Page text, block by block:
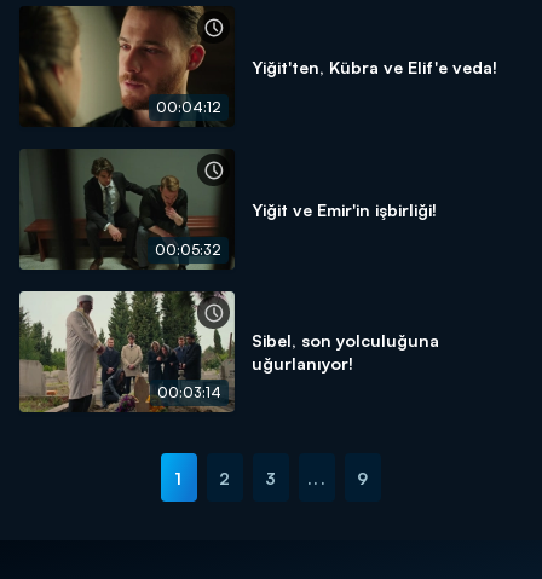
00:04:12
Yiğit'ten, Kübra ve Elif'e veda!
00:05:32
Yiğit ve Emir'in işbirliği!
00:03:14
Sibel, son yolculuğuna
uğurlanıyor!
1 2 3 ... 9